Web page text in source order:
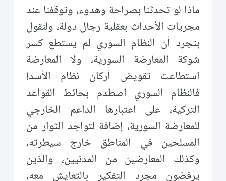
ماذا لو تحدثنا بصراحة وهدوء، وتوقفنا عند
مجريات الأحداث بعقلية رجال دولة، ولنقول
بتجرد أن النظام السوري لم يستطع كسر
شوكة المعارضة السورية، ولا المعارضة
استطاعت تقويض أركان نظام الأسد!
فالنظام السوري اصطدم بحائط القواعد
التركية، على اعتبارها الداعم الخارجي
للمعارضة السورية، إضافة لتواجد الثوار من
المسلحين في المناطق خارج سيطرته،
وكذلك المعارضين من المدنيين، والذين
يرفضون مجرد التفكير بالتعايش معه،